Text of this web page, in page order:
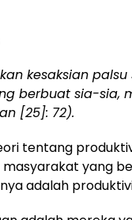
kesaksian
berbuat sia-sia,
[25]: 72).
tentang
yang
adalah